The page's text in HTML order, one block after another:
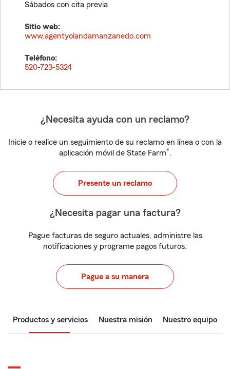
Sábados con cita previa
Sitio web:
www.agentyolandamanzanedo.com
Teléfono:
520-723-5324
¿Necesita ayuda con un reclamo?
Inicie o realice un seguimiento de su reclamo en línea o con la
aplicación móvil de State Farm®.
Presente un reclamo
¿Necesita pagar una factura?
Pague facturas de seguro actuales, administre las
notificaciones y programe pagos futuros.
Pague a su manera
Productos y servicios Nuestra misión Nuestro equipo